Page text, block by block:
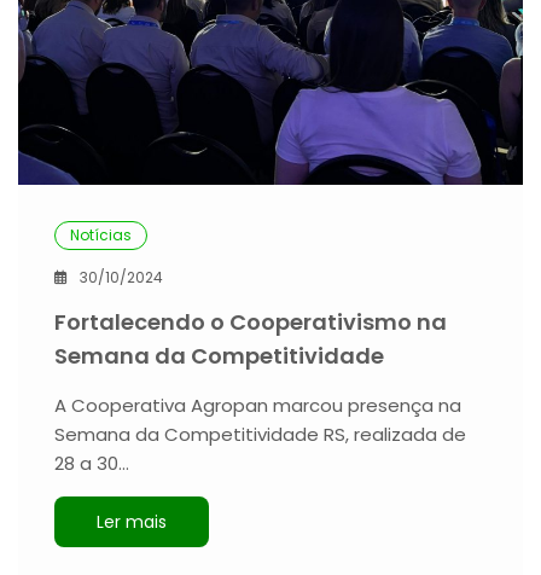
Notícias
30/10/2024
Fortalecendo o Cooperativismo na
Semana da Competitividade
A Cooperativa Agropan marcou presença na
Semana da Competitividade RS, realizada de
28 a 30…
Ler mais